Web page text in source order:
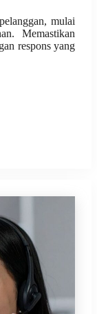
mulai
Memastikan
respons yang